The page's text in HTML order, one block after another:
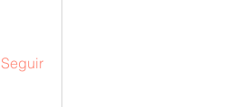
Seguir